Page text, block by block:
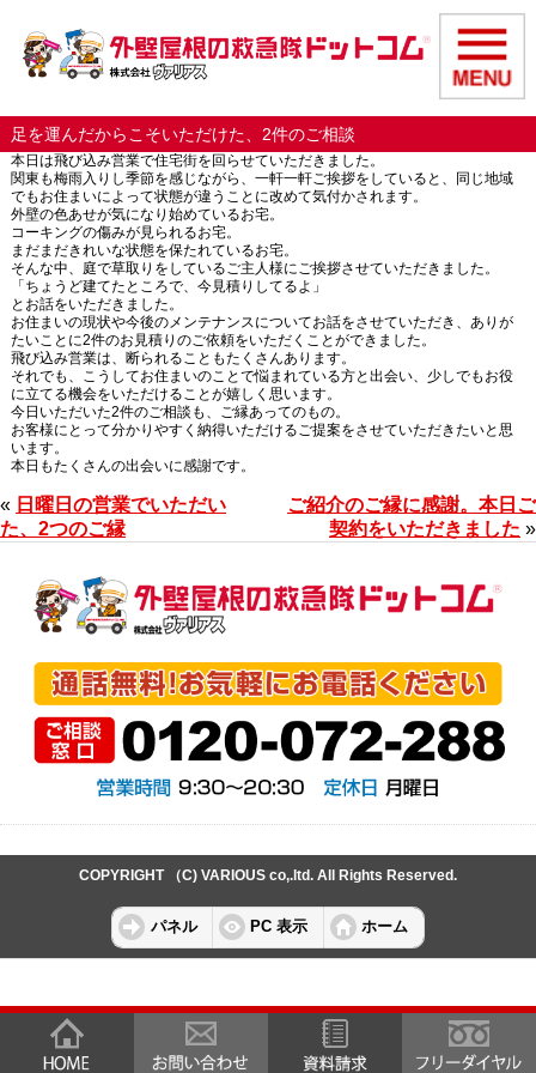
足を運んだからこそいただけた、2件のご相談
本日は飛び込み営業で住宅街を回らせていただきました。
関東も梅雨入りし季節を感じながら、一軒一軒ご挨拶をしていると、同じ地域
でもお住まいによって状態が違うことに改めて気付かされます。
外壁の色あせが気になり始めているお宅。
コーキングの傷みが見られるお宅。
まだまだきれいな状態を保たれているお宅。
そんな中、庭で草取りをしているご主人様にご挨拶させていただきました。
「ちょうど建てたところで、今見積りしてるよ」
とお話をいただきました。
お住まいの現状や今後のメンテナンスについてお話をさせていただき、ありが
たいことに2件のお見積りのご依頼をいただくことができました。
飛び込み営業は、断られることもたくさんあります。
それでも、こうしてお住まいのことで悩まれている方と出会い、少しでもお役
に立てる機会をいただけることが嬉しく思います。
今日いただいた2件のご相談も、ご縁あってのもの。
お客様にとって分かりやすく納得いただけるご提案をさせていただきたいと思
います。
本日もたくさんの出会いに感謝です。
« 日曜日の営業でいただい
た、2つのご縁
ご紹介のご縁に感謝。本日ご
契約をいただきました »
COPYRIGHT （C) VARIOUS co,.ltd. All Rights Reserved.
パネル PC 表示 ホーム